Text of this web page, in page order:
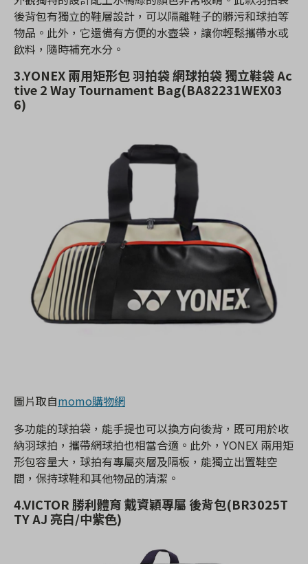
後背包有獨立的鞋層設計，可以隔離鞋子的髒污和球拍等
物品。此外，它還備有方便的水壺袋，讓你輕鬆攜帶水或
飲料，隨時補充水分。
3.YONEX 兩用矩形包 羽拍袋 網球拍袋 獨立鞋袋 Ac
tive 2 Way Tournament Bag(BA82231WEX03
6)
圖片取自momo購物網
多功能的球拍袋，能手提也可以換方向後背，既可用於收
納羽球拍，攜帶網球拍也相當合適。此外，YONEX 兩用矩
形包容量大，球拍有專屬夾層及隔板，能獨立出置鞋空
間，保持球鞋和其他物品的清潔。
4.VICTOR 勝利體育 戴資穎專屬 後背包(BR3025T
TY AJ 亮白/中紫色)